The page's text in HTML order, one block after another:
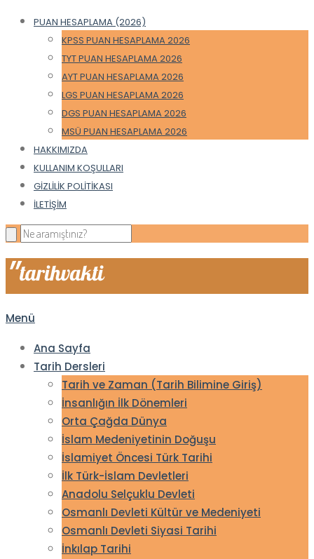
PUAN HESAPLAMA (2026)
KPSS PUAN HESAPLAMA 2026
TYT PUAN HESAPLAMA 2026
AYT PUAN HESAPLAMA 2026
LGS PUAN HESAPLAMA 2026
DGS PUAN HESAPLAMA 2026
MSÜ PUAN HESAPLAMA 2026
HAKKIMIZDA
KULLANIM KOŞULLARI
GIZLILIK POLITIKASI
İLETIŞIM
Menü
Ana Sayfa
Tarih Dersleri
Tarih ve Zaman (Tarih Bilimine Giriş)
İnsanlığın İlk Dönemleri
Orta Çağda Dünya
İslam Medeniyetinin Doğuşu
İslamiyet Öncesi Türk Tarihi
İlk Türk-İslam Devletleri
Anadolu Selçuklu Devleti
Osmanlı Devleti Kültür ve Medeniyeti
Osmanlı Devleti Siyasi Tarihi
İnkılap Tarihi